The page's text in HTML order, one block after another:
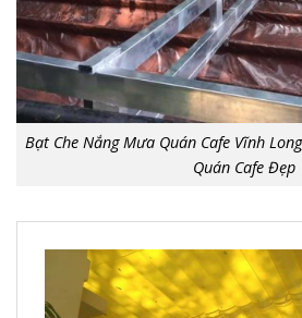
Bạt Che Nắng Mưa Quán Cafe Vĩnh
Quán Cafe Đẹp